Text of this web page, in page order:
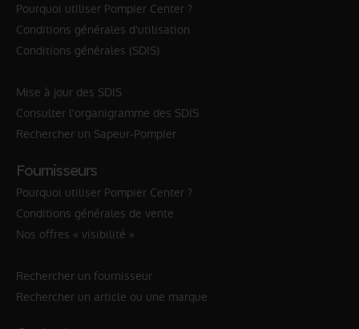
Pourquoi utiliser Pompier Center ?
Conditions générales d'utilisation
Conditions générales (SDIS)
Mise à jour des SDIS
Consulter l'organigramme des SDIS
Rechercher un Sapeur-Pompier
Fournisseurs
Pourquoi utiliser Pompier Center ?
Conditions générales de vente
Nos offres « visibilité »
Rechercher un fournisseur
Rechercher un article ou une marque